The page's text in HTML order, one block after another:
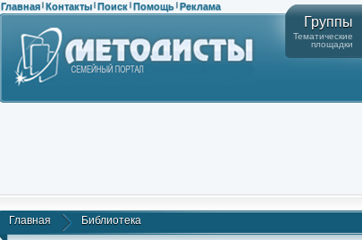
Главная | Контакты | Поиск | Помощь | Реклама
Группы
Тематические
площадки
Главная Библиотека